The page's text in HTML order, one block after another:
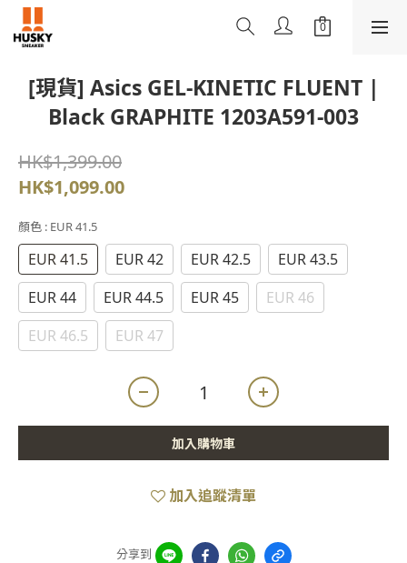
[現貨] Asics GEL-KINETIC FLUENT |
Black GRAPHITE 1203A591-003
HK$1,399.00
HK$1,099.00
顏色 : EUR 41.5
EUR 41.5 EUR 42 EUR 42.5
EUR 43.5
EUR 44
EUR 44.5 EUR 45
EUR 46
EUR 46.5
EUR 47
加入購物車
加入追蹤清單
分享到